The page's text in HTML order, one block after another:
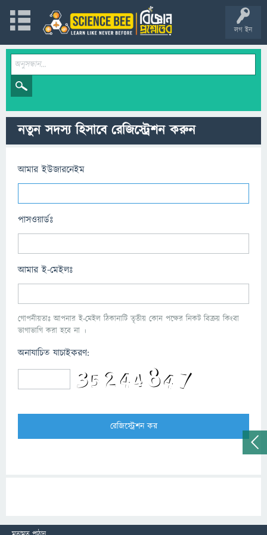
লগ ইন
নতুন সদস্য হিসাবে রেজিস্ট্রেশন করুন
আমার ইউজারনেইম
পাসওয়ার্ডঃ
আমার ই-মেইলঃ
গোপনীয়তাঃ আপনার ই-মেইল ঠিকানাটি তৃতীয় কোন পক্ষের নিকট বিক্রয় কিংবা
ভাগাভাগি করা হবে না ।
অনাযাচিত যাচাইকরণ: